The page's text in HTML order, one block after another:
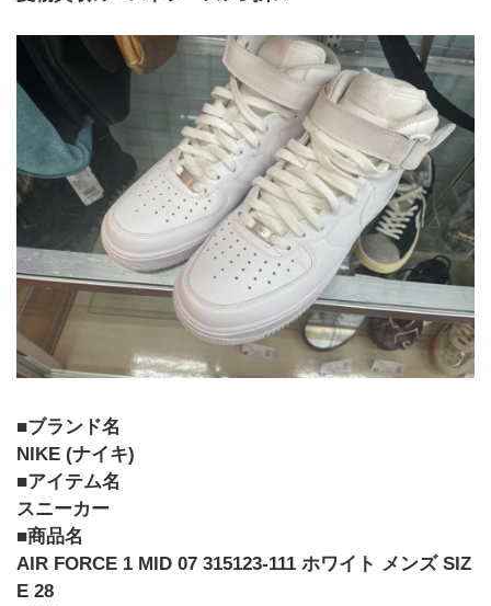
■ブランド名
NIKE (ナイキ)
■アイテム名
スニーカー
■商品名
AIR FORCE 1 MID 07 315123-111 ホワイト メンズ SIZ
E 28